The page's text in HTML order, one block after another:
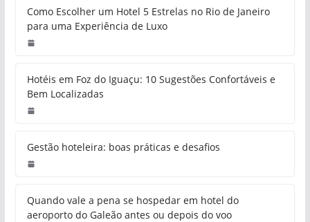
Como Escolher um Hotel 5 Estrelas no Rio de Janeiro
para uma Experiência de Luxo
Hotéis em Foz do Iguaçu: 10 Sugestões Confortáveis e
Bem Localizadas
Gestão hoteleira: boas práticas e desafios
Quando vale a pena se hospedar em hotel do
aeroporto do Galeão antes ou depois do voo